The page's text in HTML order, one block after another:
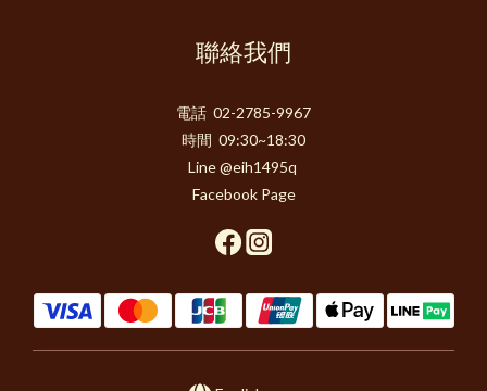
聯絡我們
電話 02-2785-9967
時間 09:30~18:30
Line @eih1495q
Facebook Page